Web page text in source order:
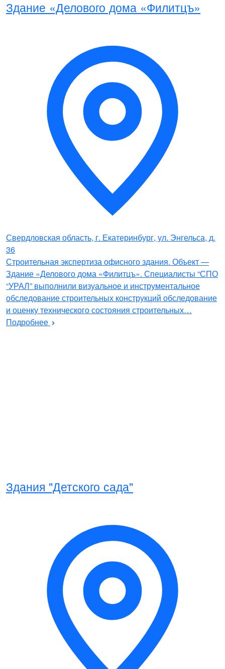
Здание «Делового дома «Филитцъ»
Свердловская область, г. Екатеринбург, ул. Энгельса, д.
36
Строительная экспертиза офисного здания. Объект —
Здание «Делового дома «Филитцъ». Специалисты “СПО
“УРАЛ” выполнили визуальное и инструментальное
обследование строительных конструкций обследование
и оценку технического состояния строительных…
Подробнее
Здания "Детского сада"